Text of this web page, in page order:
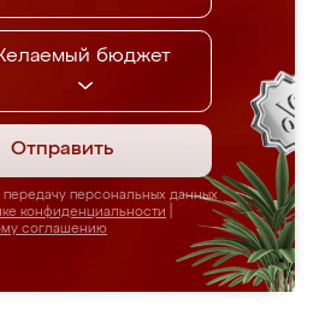
бюджет
Отправить
персональных данных
конфиденциальности
соглашению